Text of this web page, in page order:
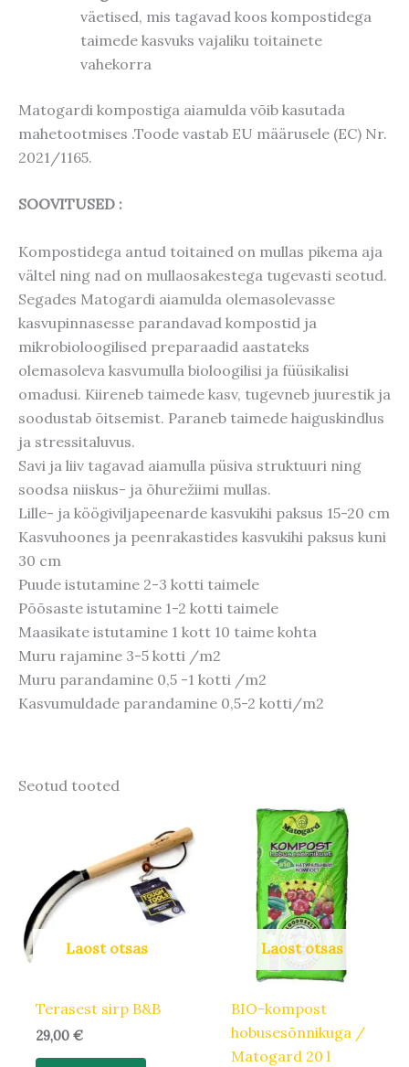
väetised, mis tagavad koos kompostidega
taimede kasvuks vajaliku toitainete
vahekorra
Matogardi kompostiga aiamulda võib kasutada
mahetootmises .Toode vastab EU määrusele (EC) Nr.
2021/1165.
SOOVITUSED :
Kompostidega antud toitained on mullas pikema aja
vältel ning nad on mullaosakestega tugevasti seotud.
Segades Matogardi aiamulda olemasolevasse
kasvupinnasesse parandavad kompostid ja
mikrobioloogilised preparaadid aastateks
olemasoleva kasvumulla bioloogilisi ja füüsikalisi
omadusi. Kiireneb taimede kasv, tugevneb juurestik ja
soodustab õitsemist. Paraneb taimede haiguskindlus
ja stressitaluvus.
Savi ja liiv tagavad aiamulla püsiva struktuuri ning
soodsa niiskus- ja õhurežiimi mullas.
Lille- ja köögiviljapeenarde kasvukihi paksus 15-20 cm
Kasvuhoones ja peenrakastides kasvukihi paksus kuni
30 cm
Puude istutamine 2-3 kotti taimele
Põõsaste istutamine 1-2 kotti taimele
Maasikate istutamine 1 kott 10 taime kohta
Muru rajamine 3-5 kotti /m2
Muru parandamine 0,5 -1 kotti /m2
Kasvumuldade parandamine 0,5-2 kotti/m2
Seotud tooted
Laost otsas
Terasest sirp B&B
29,00€
Laost otsas
BIO-kompost
hobusesõnnikuga /
Matogard 20 l